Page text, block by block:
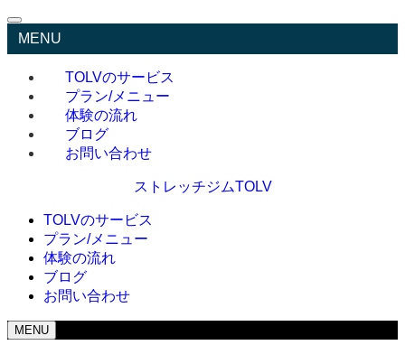
MENU
TOLVのサービス
プラン/メニュー
体験の流れ
ブログ
お問い合わせ
ストレッチジムTOLV
TOLVのサービス
プラン/メニュー
体験の流れ
ブログ
お問い合わせ
MENU